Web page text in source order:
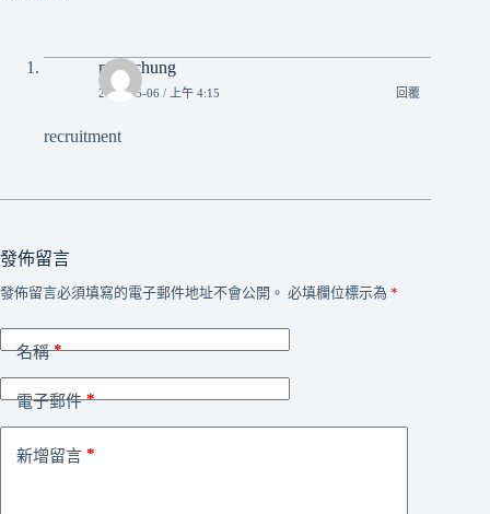
miss chung
2026-05-06 / 上午 4:15 回覆
recruitment
發佈留言
發佈留言必須填寫的電子郵件地址不會公開。 必填欄位標示為 *
名稱*
電子郵件*
新增留言 *